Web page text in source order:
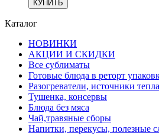
КУПИТЬ
Каталог
НОВИНКИ
АКЦИИ И СКИДКИ
Все сублиматы
Готовые блюда в реторт
Разогреватели, источники тепла
Тушенка, консервы
Блюда без мяса
Чай,травяные сборы
Напитки, перекусы, полезные